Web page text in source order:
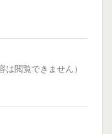
は閲覧できません）